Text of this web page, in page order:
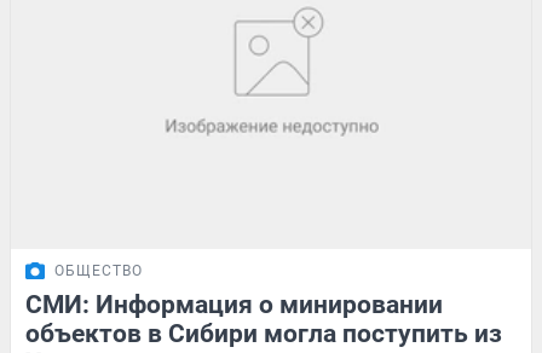
ОБЩЕСТВО
СМИ: Информация о минировании
объектов в Сибири могла поступить из